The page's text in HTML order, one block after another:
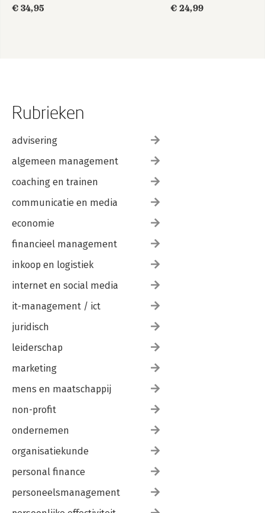
€ 34,95
€ 24,99
Rubrieken
advisering
algemeen management
coaching en trainen
communicatie en media
economie
financieel management
inkoop en logistiek
internet en social media
it-management / ict
juridisch
leiderschap
marketing
mens en maatschappij
non-profit
ondernemen
organisatiekunde
personal finance
personeelsmanagement